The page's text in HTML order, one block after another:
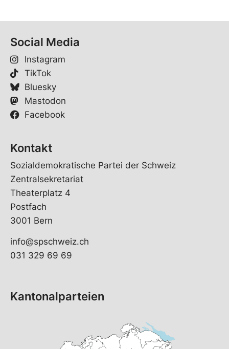
Social Media
Instagram
TikTok
Bluesky
Mastodon
Facebook
Kontakt
Sozialdemokratische Partei der Schweiz
Zentralsekretariat
Theaterplatz 4
Postfach
3001 Bern
info@spschweiz.ch
031 329 69 69
Kantonalparteien